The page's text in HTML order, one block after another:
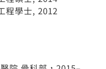
程學士, 2012